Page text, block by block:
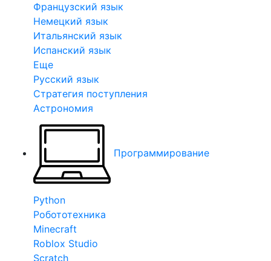
Французский язык
Немецкий язык
Итальянский язык
Испанский язык
Еще
Русский язык
Стратегия поступления
Астрономия
Программирование
Python
Робототехника
Minecraft
Roblox Studio
Scratch